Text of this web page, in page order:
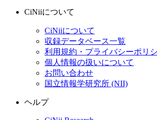
CiNiiについて
CiNiiについて
収録データベース一覧
利用規約・プライバシーポリ
個人情報の扱いについて
お問い合わせ
国立情報学研究所 (NII)
ヘルプ